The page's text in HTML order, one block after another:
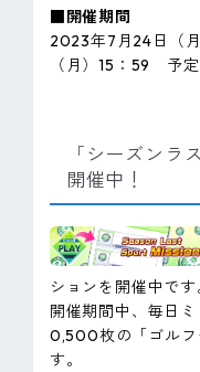
■開催期間
2023年7月24日（
（月）15：59 予定
「シーズンラ
開催中！
ションを開催中です
開催期間中、毎日
0,500枚の「ゴルフ
す。